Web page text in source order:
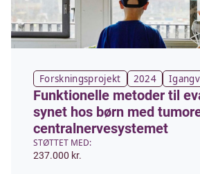
Forskningsprojekt 2024
Funktionelle metoder til
synet hos børn med
centralnervesystemet
STØTTET MED:
237.000 kr.